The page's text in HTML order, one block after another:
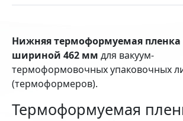
Нижняя термоформуемая пленка
шириной 462 мм для вакуум-
термоформовочных упаковочных
(термоформеров).
Термоформуемая